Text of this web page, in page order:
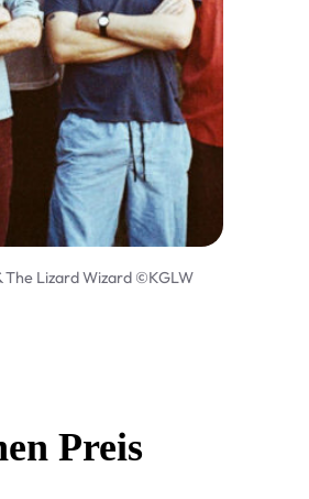
The Lizard Wizard ©KGLW
Preis